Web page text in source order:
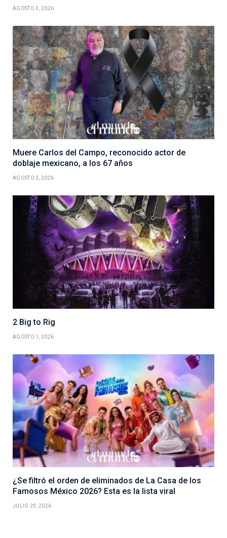
AGOSTO 3, 2026
Muere Carlos del Campo, reconocido actor de
doblaje mexicano, a los 67 años
AGOSTO 3, 2026
2 Big to Rig
AGOSTO 1, 2026
¿Se filtró el orden de eliminados de La Casa de los
Famosos México 2026? Esta es la lista viral
JULIO 29, 2026